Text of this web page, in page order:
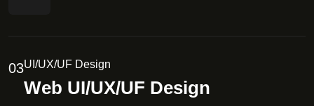
03UI/UX/UF Design
Web UI/UX/UF Design